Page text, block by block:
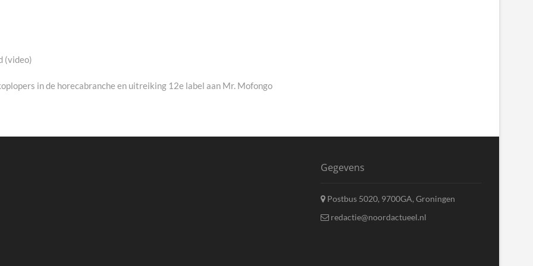
(video)
in de horecabranche en uitreiking 12e label aan Mr. Mofongo
Gegevens
Postbus 5020, 9700GA, Groningen
redactie@noordactueel.nl